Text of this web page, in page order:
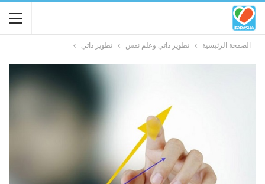
الصفحة الرئيسية تطوير ذاتي وعلم نفس تطوير ذاتي